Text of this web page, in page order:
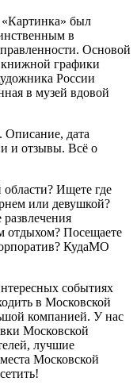
был
в
Основой
графики
России
в музей вдовой
дата
и отзывы. Всё о
области? Ищете где
или девушкой?
отдыхом? Посещаете
КудаМО
событиях
в Московской
компанией. У нас
Московской
лучшие
Московской